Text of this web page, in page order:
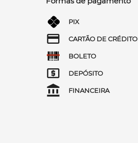
PIX
CARTÃO DE CRÉDITO
BOLETO
DEPÓSITO
FINANCEIRA